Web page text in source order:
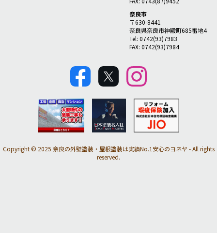
奈良市
〒630-8441
奈良県奈良市神殿町685番地4
Tel: 0742(93)7983
FAX: 0742(93)7984
Copyright © 2025 奈良の外壁塗装・屋根塗装は実績No.1安心のヨネヤ - All rights
reserved.